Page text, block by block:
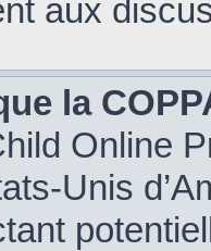
aux
la
Online
Unis